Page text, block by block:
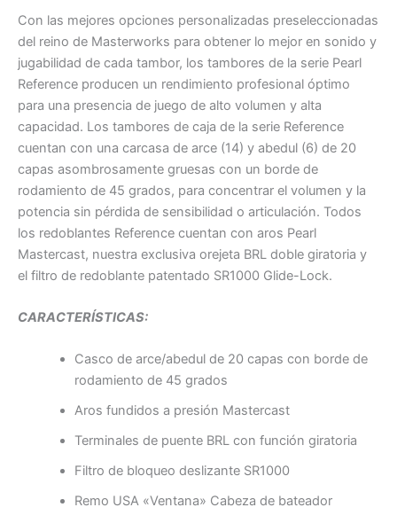
Con las mejores opciones personalizadas preseleccionadas
del reino de Masterworks para obtener lo mejor en sonido y
jugabilidad de cada tambor, los tambores de la serie Pearl
Reference producen un rendimiento profesional óptimo
para una presencia de juego de alto volumen y alta
capacidad. Los tambores de caja de la serie Reference
cuentan con una carcasa de arce (14) y abedul (6) de 20
capas asombrosamente gruesas con un borde de
rodamiento de 45 grados, para concentrar el volumen y la
potencia sin pérdida de sensibilidad o articulación. Todos
los redoblantes Reference cuentan con aros Pearl
Mastercast, nuestra exclusiva orejeta BRL doble giratoria y
el filtro de redoblante patentado SR1000 Glide-Lock.
CARACTERÍSTICAS:
Casco de arce/abedul de 20 capas con borde de
rodamiento de 45 grados
Aros fundidos a presión Mastercast
Terminales de puente BRL con función giratoria
Filtro de bloqueo deslizante SR1000
Remo USA «Ventana» Cabeza de bateador